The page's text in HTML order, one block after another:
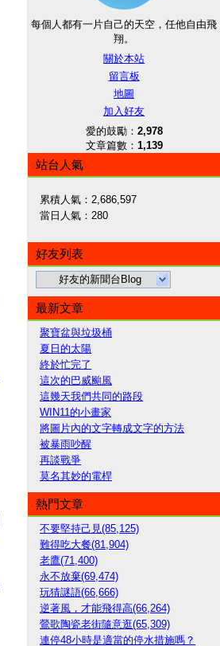
每個人都有一片自己的天空，任他自由飛
翔。
關於本站
留言板
地圖
加入好友
愛的鼓勵： 2,978
文章篇數： 1,139
站台人氣
累積人氣：2,686,597
當日人氣：280
好友列表
好友的新聞台Blog
最新文章
聚寶盆與垃圾桶
夏日的太陽
終於忙完了
這次的巴威颱風
這幾天我們共同的路段
WIN11的小畫家
將圖片內的文字轉成文字的方法
被暴雨吵醒
再談戰爭
莫名其妙的電桿
熱門文章
不要堅持己見(85,125)
難得吃大餐(81,904)
老鷹(71,400)
永不放棄(69,474)
玩猜謎語(66,666)
逆著風，才能飛得高(66,264)
鶯歌陶瓷老街隨意逛(65,309)
連停48小時是適當的停水措施嗎？